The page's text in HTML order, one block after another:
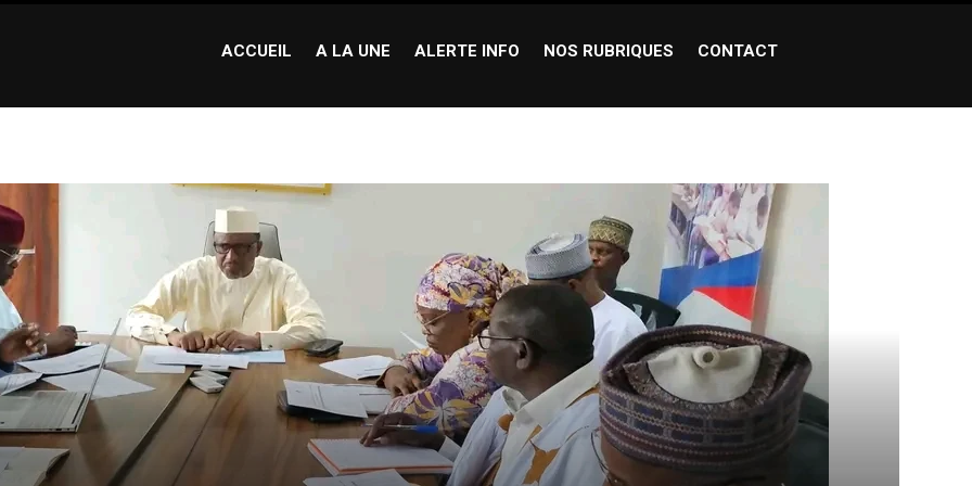
ACCUEIL A LA UNE ALERTE INFO NOS RUBRIQUES CONTACT